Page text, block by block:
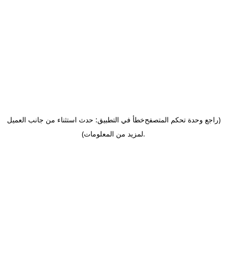
خطأ في التطبيق: حدث استثناء من جانب العميل(راجع وحدة تحكم المتصفح
لمزيد من المعلومات).